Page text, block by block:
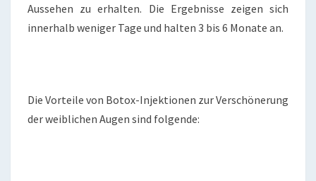
Aussehen zu erhalten. Die Ergebnisse zeigen sich
innerhalb weniger Tage und halten 3 bis 6 Monate an.
Die Vorteile von Botox-Injektionen zur Verschönerung
der weiblichen Augen sind folgende: